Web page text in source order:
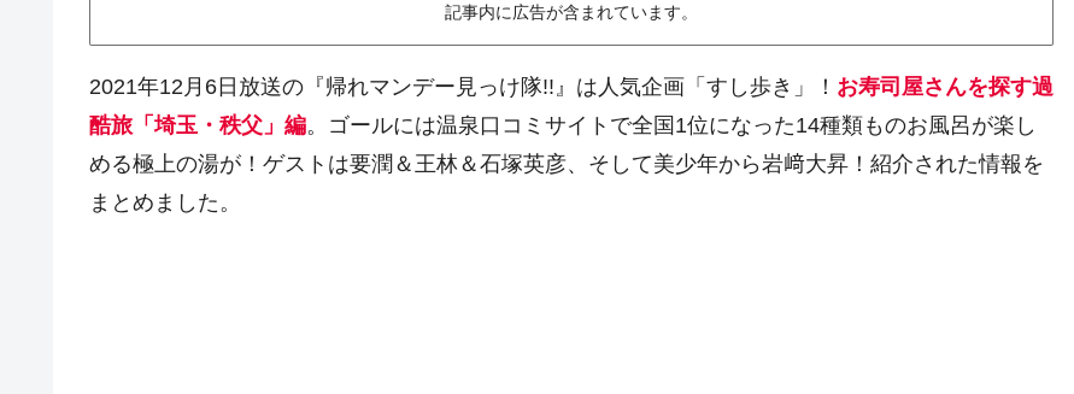
記事内に広告が含まれています。
2021年12月6日放送の『帰れマンデー見っけ隊!!』は人気企画「すし歩き」！ お寿司屋さんを探す過
酷旅「埼玉・秩父」編。ゴールには温泉口コミサイトで全国1位になった14種類ものお風呂が楽し
める極上の湯が！ゲストは要潤＆王林＆石塚英彦、そして美少年から岩﨑大昇！紹介された情報を
まとめました。